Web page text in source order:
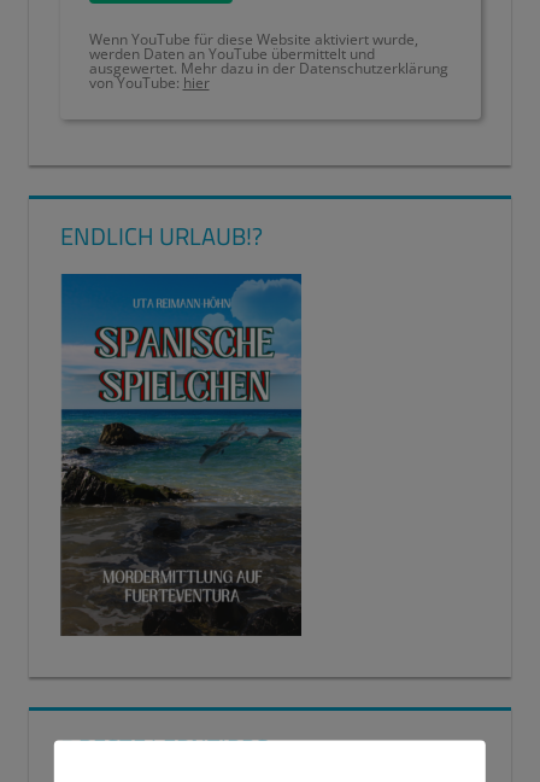
Wenn YouTube für diese Website aktiviert wurde,
werden Daten an YouTube übermittelt und
ausgewertet. Mehr dazu in der Datenschutzerklärung
von YouTube: hier
ENDLICH URLAUB!?
5 BESTE LERNTIPPS